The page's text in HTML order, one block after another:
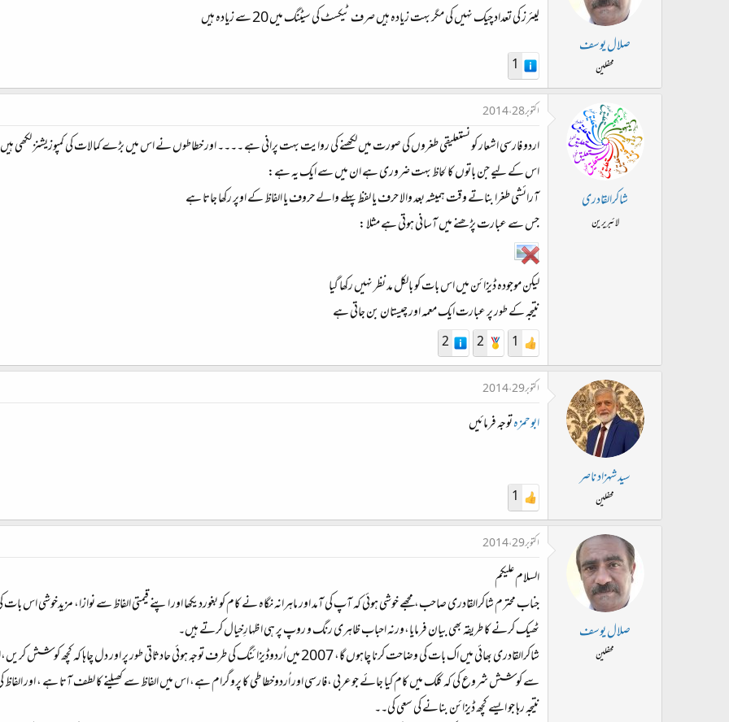
صلال یوسف
محفلین
لیئرز کی تعداد چیک نہیں کی مگر بہت زیادہ ہیں صرف ٹیکسٹ کی سیٹنگ میں 20 سے زیادہ ہیں
1
شاکرالقادری
لائبریرین
اکتوبر 28، 2014
اردو فارسی اشعار کو نستعلیقی طغروں کی صورت میں لکھنے کی روایت بہت پرانی ہے ۔۔۔۔ اور خطاطوں نے اس میں بڑے کمالات کی کمپوزیشنز لکھی ہیں
اس کے لیے جن باتوں کا لحاظ بہت ضروری ہے ان میں سے ایک یہ ہے:
آرائشی طغرا بناتے وقت ہمیشہ بعد والا حرف یا لفظ پہلے والے حروف یا الفاظ کے اوپر رکھا جاتا ہے
جس سے عبارت پڑھنے میں آسانی ہوتی ہے مثلا :
لیکن موجودہ ڈیزائن میں اس بات کو بالکل مد نظر نہیں رکھا گیا
نتیجہ کے طور پر عبارت ایک معمہ اور چیستان بن جاتی ہے
1
2
2
سید شہزاد ناصر
محفلین
اکتوبر 29، 2014
ابوحمزہتوجہ فرمائیں
1
صلال یوسف
محفلین
اکتوبر 29، 2014
السلام علیکم
جناب محترم شاکرالقادری صاحب، مجھے خوشی ہوئی کہ آپ کی آمد اور ماہرانہ نگاہ نے کام کو بغوردیکھا اور اپنے قیمتی الفاظ سے نوازا، مزیدخوشی اس
ٹھیک کرنے کا طریقہ بھی بیان فرمایا،ورنہ احباب ظاہری رنگ و روپ پر ہی اظہارِخیال کرتے ہیں۔
شاکرالقادری بھائی میں اک بات کی وضاحت کرنا چاہوں گا، 2007 میں اُردوڈیزائنگ کی طرف توجہ ہوئی حادثاتی
سے کوشش شروع کی کہ کلک میں کام کیا جائے جو عربی ،فارسی اور اُردوخطاطی کا پروگرام ہے، اس میں الفاظ سے کھیلنے کا لطف آتا ہے ، اور
نتیجہ رہا جو ایسے کچھ ڈیزائن بنانے کی سعی کی۔۔